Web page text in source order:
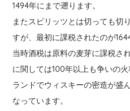
1494年にまで遡ります。
またスピリッツとは切っても切
すが、最初に課税されたのが
当時酒税は原料の麦芽に課税さ
に関しては100年以上も争いの
ランドでウィスキーの密造が盛
なっています。